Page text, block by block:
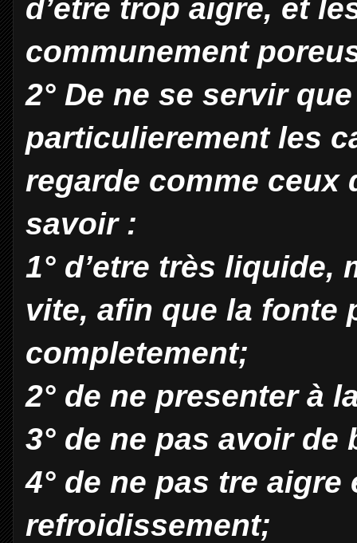
d’etre trop aigre, et
communement
2° De ne se servir
particulierement les
regarde comme ceux
savoir :
1° d’etre très liquide,
vite, aﬁn que la fonte
completement;
2° de ne presenter à
3° de ne pas avoir
4° de ne pas tre
refroidissement;